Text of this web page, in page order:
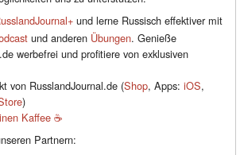
und lerne Russisch effektiver mit
und anderen Übungen. Genieße
werbefrei und profitiere von exklusiven
von RusslandJournal.de (Shop, Apps: iOS,
)
Kaffee ☕️
Partnern: